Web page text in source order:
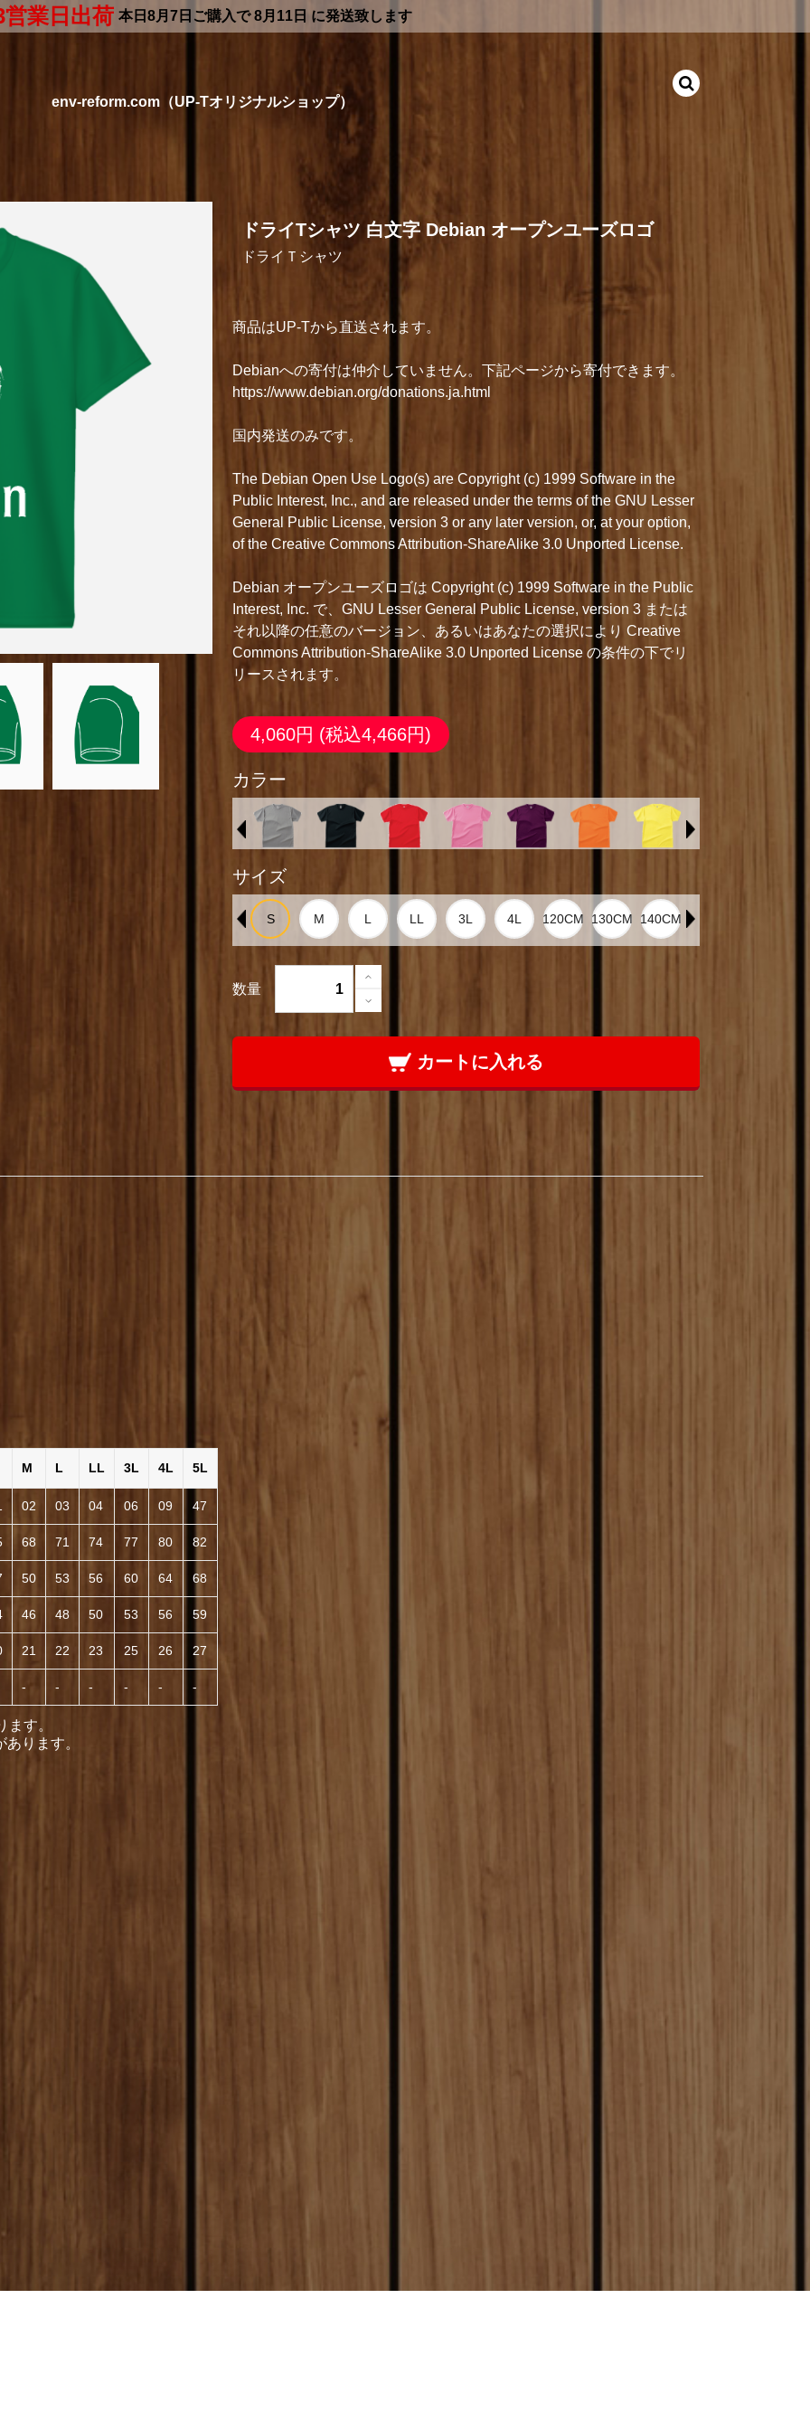
営業日出荷 本日 8月7日 ご購入で8月11日 に発送致します
env-reform.com（UP-Tオリジナルショップ）
ドライTシャツ 白文字 Debian オープンユーズロゴ
ドライＴシャツ
商品はUP-Tから直送されます。
Debianへの寄付は仲介していません。下記ページから寄付できます。
https://www.debian.org/donations.ja.html
国内発送のみです。
The Debian Open Use Logo(s) are Copyright (c) 1999 Software in the
Public Interest, Inc., and are released under the terms of the GNU Lesser
General Public License, version 3 or any later version, or, at your option,
of the Creative Commons Attribution-ShareAlike 3.0 Unported License.
Debian オープンユーズロゴは Copyright (c) 1999 Software in the Public
Interest, Inc. で、GNU Lesser General Public License, version 3 または
それ以降の任意のバージョン、あるいはあなたの選択により Creative
Commons Attribution-ShareAlike 3.0 Unported License の条件の下でリ
リースされます。
4,060円 (税込4,466円)
カラー
サイズ
数量
カートに入れる
M L LL 3L 4L 5L
02 03 04 06 09 47
68 71 74 77 80 82
50 53 56 60 64 68
46 48 50 53 56 59
21 22 23 25 26 27
- - - - - -
す。
ります。